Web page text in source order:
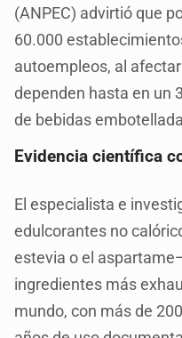
(ANPEC) advirtió que
60.000
autoempleos, al
dependen hasta en un
de bebidas
Evidencia científica
El especialista e
edulcorantes no
estevia o el
ingredientes más
mundo, con más de